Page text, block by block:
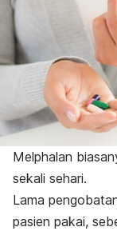
Melphalan
sekali sehari.
Lama
pasien pakai,